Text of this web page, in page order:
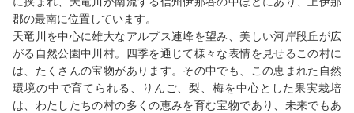
郡の最南に位置しています。
天竜川を中心に雄大なアルプス連峰を望み、美しい河岸段丘が広
がる自然公園中川村。四季を通じて様々な表情を見せるこの村に
は、たくさんの宝物があります。その中でも、この恵まれた自然
環境の中で育てられる、りんご、梨、梅を中心とした果実栽培
は、わたしたちの村の多くの恵みを育む宝物であり、未来でもあ